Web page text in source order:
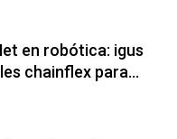
en robótica: igus
chainflex para